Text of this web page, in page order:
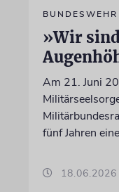
BUNDESWEHR
»Wir
Am 21. Juni
fünf Jahren
18.06.2026